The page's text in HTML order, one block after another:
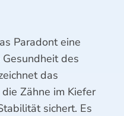
Paradont eine
des
das
Zähne im Kiefer
sichert. Es